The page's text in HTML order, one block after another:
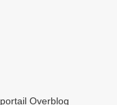
Overblog